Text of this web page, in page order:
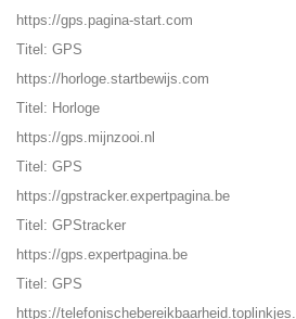
https://gps.pagina-start.com
Titel: GPS
https://horloge.startbewijs.com
Titel: Horloge
https://gps.mijnzooi.nl
Titel: GPS
https://gpstracker.expertpagina.be
Titel: GPStracker
https://gps.expertpagina.be
Titel: GPS
https://